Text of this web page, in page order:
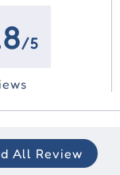
/5
All Review